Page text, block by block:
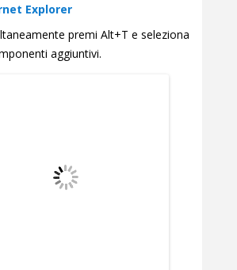
Explorer
premi Alt+T e seleziona
aggiuntivi.